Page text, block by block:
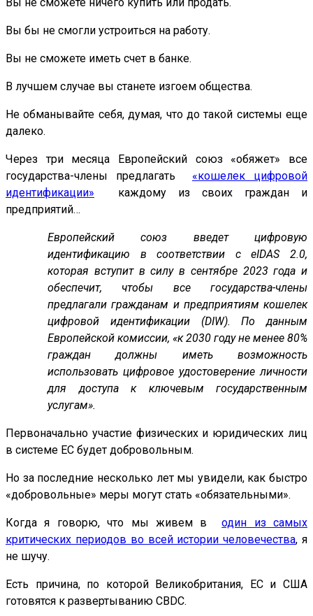
Вы не сможете ничего купить или продать.
Вы бы не смогли устроиться на работу.
Вы не сможете иметь счет в банке.
В лучшем случае вы станете изгоем общества.
Не обманывайте себя, думая, что до такой системы еще
далеко.
Через три месяца Европейский союз «обяжет» все
государства-члены предлагать «кошелек цифровой
идентификации» каждому из своих граждан и
предприятий…
Европейский союз введет цифровую
идентификацию в соответствии с eIDAS 2.0,
которая вступит в силу в сентябре 2023 года и
обеспечит, чтобы все государства-члены
предлагали гражданам и предприятиям кошелек
цифровой идентификации (DIW). По данным
Европейской комиссии, «к 2030 году не менее 80%
граждан должны иметь возможность
использовать цифровое удостоверение личности
для доступа к ключевым государственным
услугам».
Первоначально участие физических и юридических лиц
в системе ЕС будет добровольным.
Но за последние несколько лет мы увидели, как быстро
«добровольные» меры могут стать «обязательными».
Когда я говорю, что мы живем водин из самых
критических периодов во всей истории человечества, я
не шучу.
Есть причина, по которой Великобритания, ЕС и США
готовятся к развертыванию CBDC.